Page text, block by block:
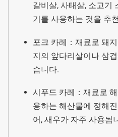
갈비살, 사태살, 소고기
기를 사용하는 것을 추
포크 카레：재료로 돼
지의 앞다리살이나 삼
습니다.
시푸드 카레：재료로
용하는 해산물에 정해
어, 새우가 자주 사용됩